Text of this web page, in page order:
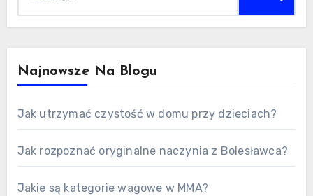
Najnowsze Na Blogu
Jak utrzymać czystość w domu przy dzieciach?
Jak rozpoznać oryginalne naczynia z Bolesławca?
Jakie są kategorie wagowe w MMA?